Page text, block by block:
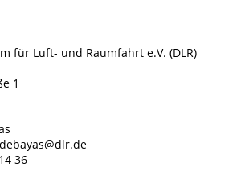
für Luft- und Raumfahrt e.V. (DLR)
1
36